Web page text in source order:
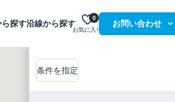
探す沿線から探す
お気に入り
0
お問い合わせ
条件を指定